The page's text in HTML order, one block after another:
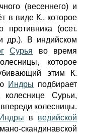
(весеннего) и
в виде К., которое
противника (осет.
др.). В индийском
Сурья во время
которое
этим К.
Индры подбирает
Сурьи,
колесницы.
в ведийской
скандинавской